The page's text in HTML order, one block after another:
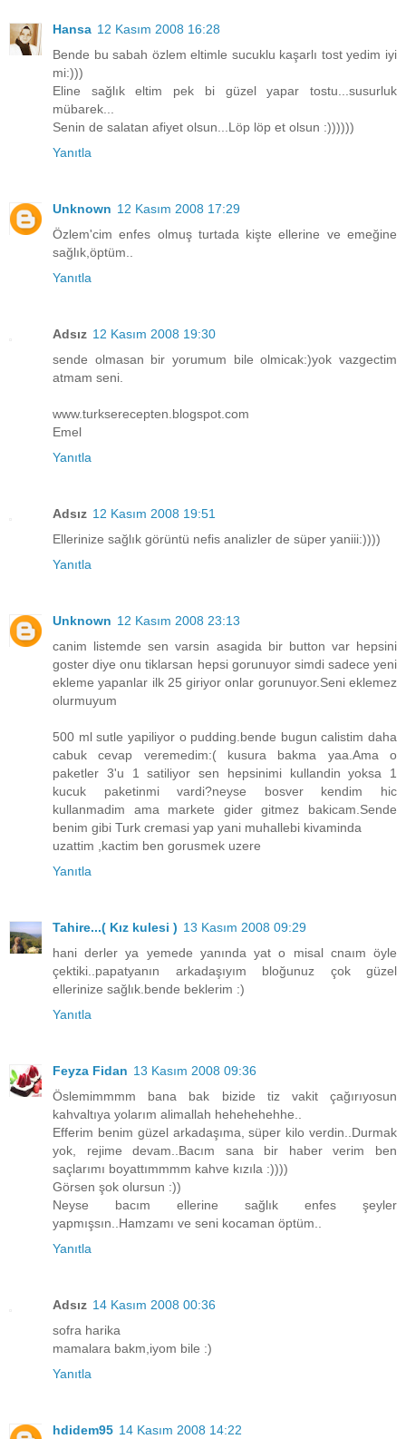
Hansa 12 Kasım 2008 16:28
Bende bu sabah özlem eltimle sucuklu kaşarlı tost yedim iyi
mi:)))
Eline sağlık eltim pek bi güzel yapar tostu...susurluk
mübarek...
Senin de salatan afiyet olsun...Löp löp et olsun :))))))
Yanıtla
Unknown 12 Kasım 2008 17:29
Özlem'cim enfes olmuş turtada kişte ellerine ve emeğine
sağlık,öptüm..
Yanıtla
Adsız 12 Kasım 2008 19:30
sende olmasan bir yorumum bile olmicak:)yok vazgectim
atmam seni.
www.turkserecepten.blogspot.com
Emel
Yanıtla
Adsız 12 Kasım 2008 19:51
Ellerinize sağlık görüntü nefis analizler de süper yaniii:))))
Yanıtla
Unknown 12 Kasım 2008 23:13
canim listemde sen varsin asagida bir button var hepsini
goster diye onu tiklarsan hepsi gorunuyor simdi sadece yeni
ekleme yapanlar ilk 25 giriyor onlar gorunuyor.Seni eklemez
olurmuyum
500 ml sutle yapiliyor o pudding.bende bugun calistim daha
cabuk cevap veremedim:( kusura bakma yaa.Ama o
paketler 3'u 1 satiliyor sen hepsinimi kullandin yoksa 1
kucuk paketinmi vardi?neyse bosver kendim hic
kullanmadim ama markete gider gitmez bakicam.Sende
benim gibi Turk cremasi yap yani muhallebi kivaminda
uzattim ,kactim ben gorusmek uzere
Yanıtla
Tahire...( Kız kulesi ) 13 Kasım 2008 09:29
hani derler ya yemede yanında yat o misal cnaım öyle
çektiki..papatyanın arkadaşıyım bloğunuz çok güzel
ellerinize sağlık.bende beklerim :)
Yanıtla
Feyza Fidan 13 Kasım 2008 09:36
Öslemimmmm bana bak bizide tiz vakit çağırıyosun
kahvaltıya yolarım alimallah hehehehehhe..
Efferim benim güzel arkadaşıma, süper kilo verdin..Durmak
yok, rejime devam..Bacım sana bir haber verim ben
saçlarımı boyattımmmm kahve kızıla :))))
Görsen şok olursun :))
Neyse bacım ellerine sağlık enfes şeyler
yapmışsın..Hamzamı ve seni kocaman öptüm..
Yanıtla
Adsız 14 Kasım 2008 00:36
sofra harika
mamalara bakm,iyom bile :)
Yanıtla
hdidem95 14 Kasım 2008 14:22